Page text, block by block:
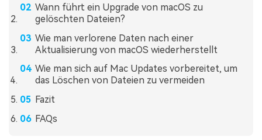
Wann führt ein Upgrade von macOS zu
gelöschten Dateien?
Wie man verlorene Daten nach einer
Aktualisierung von macOS wiederherstellt
Wie man sich auf Mac Updates vorbereitet, um
das Löschen von Dateien zu vermeiden
Fazit
FAQs